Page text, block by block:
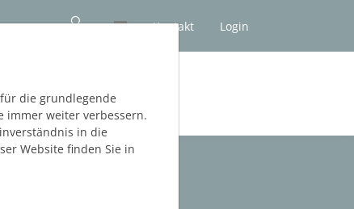
Kontakt
Login
TESTEN
die grundlegende
immer weiter verbessern.
in die
Website finden Sie in